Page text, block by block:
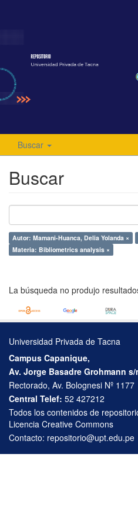
Buscar
Buscar
Autor: Mamani-Huanca, Delia Yolanda ×
Materia: Bibliometrics analysis ×
La búsqueda no produjo
Universidad Privada de Tacna
Campus Capanique,
Av. Jorge Basadre Grohmann
Rectorado, Av. Bolognesi Nº 1177
Central Telef: 52 427212
Todos los contenidos de
Licencia Creative Commons
Contacto: repositorio@upt.edu.pe